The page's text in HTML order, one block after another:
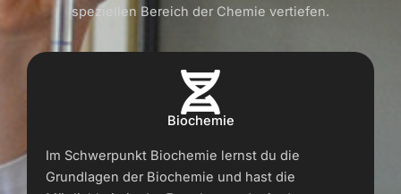
speziellen Bereich der Chemie vertiefen.
Biochemie
Im Schwerpunkt Biochemie lernst du die
Grundlagen der Biochemie und hast die